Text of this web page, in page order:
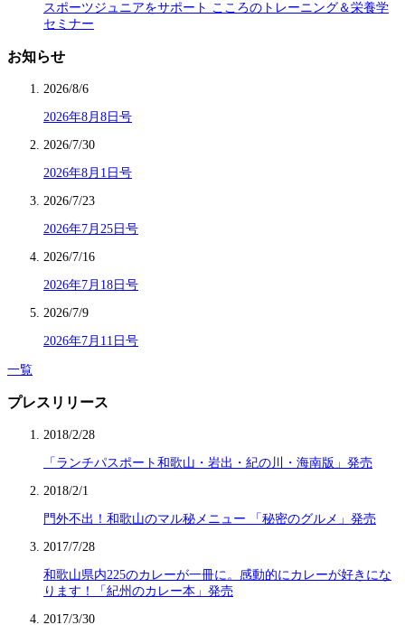
スポーツジュニアをサポート こころのトレーニング＆栄養学
セミナー
お知らせ
2026/8/6
2026年8月8日号
2026/7/30
2026年8月1日号
2026/7/23
2026年7月25日号
2026/7/16
2026年7月18日号
2026/7/9
2026年7月11日号
一覧
プレスリリース
2018/2/28
「ランチパスポート和歌山・岩出・紀の川・海南版」発売
2018/2/1
門外不出！和歌山のマル秘メニュー 「秘密のグルメ」発売
2017/7/28
和歌山県内225のカレーが一冊に。感動的にカレーが好きにな
ります！「紀州のカレー本」発売
2017/3/30